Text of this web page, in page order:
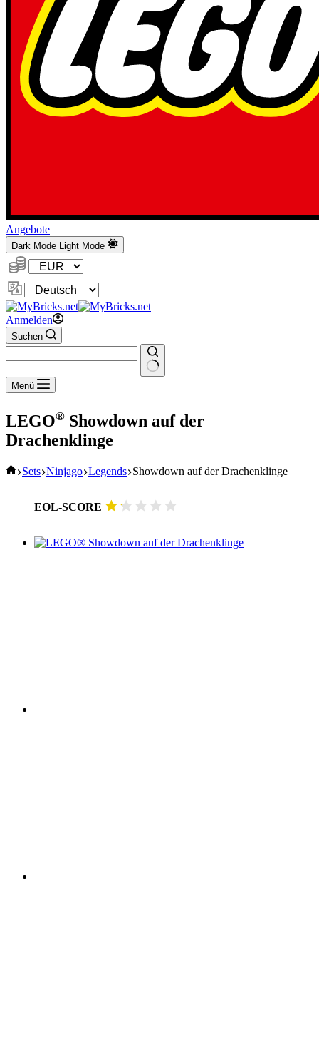
Angebote
Dark Mode Light Mode
Währung:
Sprache
ändern
Anmelden
Suchen
Keine
Ergebnisse
Menü
LEGO® Showdown auf der
Drachenklinge
Start
Sets Ninjago Legends Showdown auf der Drachenklinge
EOL-SCORE